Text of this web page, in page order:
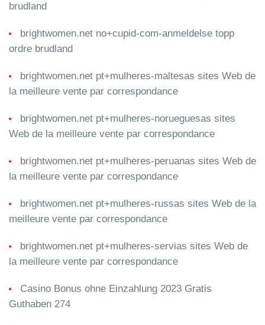
brudland
brightwomen.net no+cupid-com-anmeldelse topp
ordre brudland
brightwomen.net pt+mulheres-maltesas sites Web de
la meilleure vente par correspondance
brightwomen.net pt+mulheres-norueguesas sites
Web de la meilleure vente par correspondance
brightwomen.net pt+mulheres-peruanas sites Web de
la meilleure vente par correspondance
brightwomen.net pt+mulheres-russas sites Web de la
meilleure vente par correspondance
brightwomen.net pt+mulheres-servias sites Web de
la meilleure vente par correspondance
Casino Bonus ohne Einzahlung 2023 Gratis
Guthaben 274